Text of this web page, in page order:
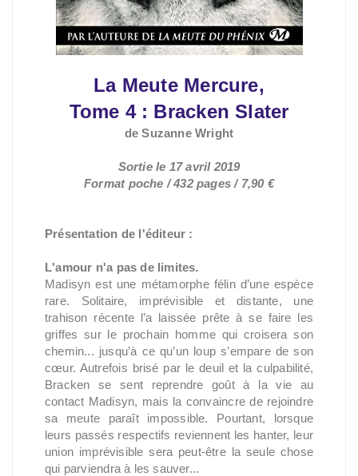
La Meute Mercure,
Tome 4 : Bracken Slater
de Suzanne Wright
Sortie le 17 avril 2019
Format poche / 432 pages / 7,90 €
Présentation de l'éditeur :
L'amour n'a pas de limites.
Madisyn est une métamorphe félin d’une espèce
rare. Solitaire, imprévisible et distante, une
trahison récente l’a laissée prête à se faire les
griffes sur le prochain homme qui croisera son
chemin... jusqu’à ce qu’un loup s’empare de son
cœur. Autrefois brisé par le deuil et la culpabilité,
Bracken se sent reprendre goût à la vie au
contact Madisyn, mais la convaincre de rejoindre
sa meute paraît impossible. Pourtant, lorsque
leurs passés respectifs reviennent les hanter, leur
union imprévisible sera peut-être la seule chose
qui parviendra à les sauver...